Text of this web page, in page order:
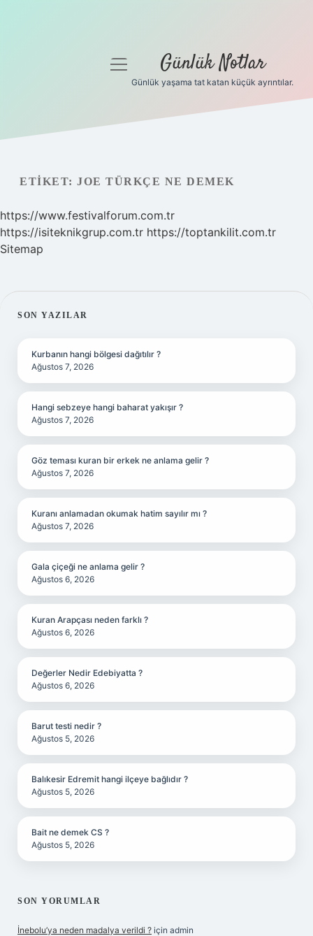
Gizlilik Politikası
menüyü
Günlük Notlar
Günlük yaşama tat katan küçük ayrıntılar.
ETIKET: JOE TÜRKÇE NE DEMEK
https://www.festivalforum.com.tr
https://isiteknikgrup.com.tr https://toptankilit.com.tr
Sitemap
SIDEBAR
SON YAZILAR
Kurbanın hangi bölgesi dağıtılır ?
Ağustos 7, 2026
Hangi sebzeye hangi baharat yakışır ?
Ağustos 7, 2026
Göz teması kuran bir erkek ne anlama gelir ?
Ağustos 7, 2026
Kuranı anlamadan okumak hatim sayılır mı ?
Ağustos 7, 2026
Gala çiçeği ne anlama gelir ?
Ağustos 6, 2026
Kuran Arapçası neden farklı ?
Ağustos 6, 2026
Değerler Nedir Edebiyatta ?
Ağustos 6, 2026
Barut testi nedir ?
Ağustos 5, 2026
Balıkesir Edremit hangi ilçeye bağlıdır ?
Ağustos 5, 2026
Bait ne demek CS ?
Ağustos 5, 2026
SON YORUMLAR
İnebolu’ya neden madalya verildi ? için admin